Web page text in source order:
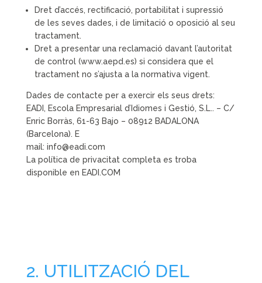
Dret d’accés, rectificació, portabilitat i supressió
de les seves dades, i de limitació o oposició al seu
tractament.
Dret a presentar una reclamació davant l’autoritat
de control (www.aepd.es) si considera que el
tractament no s’ajusta a la normativa vigent.
Dades de contacte per a exercir els seus drets:
EADI, Escola Empresarial d’Idiomes i Gestió, S.L.. – C/
Enric Borràs, 61-63 Bajo – 08912 BADALONA
(Barcelona). E
mail: info@eadi.com
La política de privacitat completa es troba
disponible en EADI.COM
2. UTILITZACIÓ DEL